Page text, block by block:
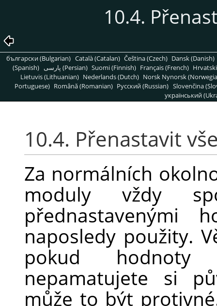
10.4.
български (Bulgarian) Català (Catalan) Čeština (Czech) Dansk (Danish)
(Spanish)
پارسی (Persian) Suomi (Finnish) Français (French)
Lietuvis (Lithuanian) Nederlands (Dutch) Norsk Nynorsk
Portuguese) Română (Romanian) Pусский (Russian) Slovenčina
український
10.4. Přenastavit
Za normálních
moduly vždy
přednastavenými
naposledy použity.
pokud
nepamatujete si
může to být